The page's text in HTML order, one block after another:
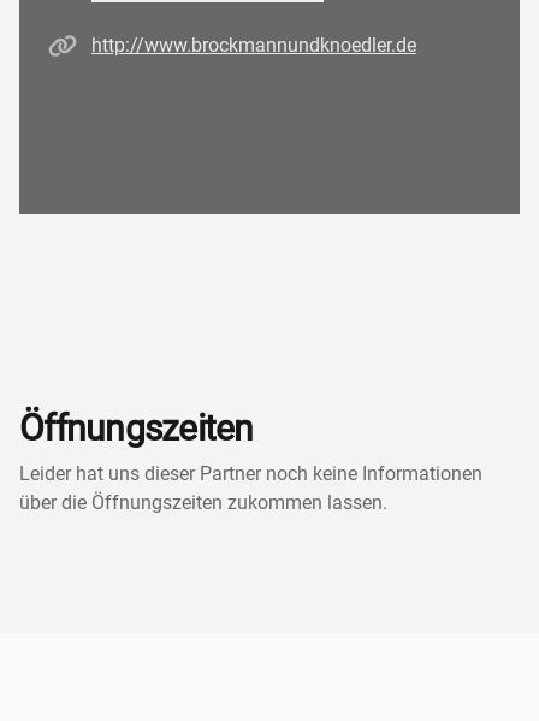
Homepagehttp://www.brockmannundknoedler.de
Öffnungszeiten
Leider hat uns dieser Partner noch keine Informationen
über die Öffnungszeiten zukommen lassen.